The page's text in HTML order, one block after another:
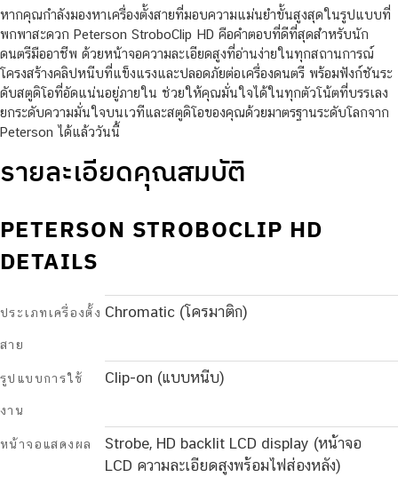
หากคุณกำลังมองหาเครื่องตั้งสายที่มอบความแม่นยำขั้นสูงสุดในรูปแบบที่
พกพาสะดวก Peterson StroboClip HD คือคำตอบที่ดีที่สุดสำหรับนัก
ดนตรีมืออาชีพ ด้วยหน้าจอความละเอียดสูงที่อ่านง่ายในทุกสถานการณ์
โครงสร้างคลิปหนีบที่แข็งแรงและปลอดภัยต่อเครื่องดนตรี พร้อมฟังก์ชันระ
ดับสตูดิโอที่อัดแน่นอยู่ภายใน ช่วยให้คุณมั่นใจได้ในทุกตัวโน้ตที่บรรเลง
ยกระดับความมั่นใจบนเวทีและสตูดิโอของคุณด้วยมาตรฐานระดับโลกจาก
Peterson ได้แล้ววันนี้
รายละเอียดคุณสมบัติ
PETERSON STROBOCLIP HD
DETAILS
ประเภทเครื่องตั้ง
สาย
Chromatic (โครมาติก)
รูปแบบการใช้
งาน
Clip-on (แบบหนีบ)
หน้าจอแสดงผล
Strobe, HD backlit LCD display (หน้าจอ
LCD ความละเอียดสูงพร้อมไฟส่องหลัง)